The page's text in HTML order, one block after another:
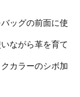
ッグの前面に使
ながら革を育て
カラーのシボ加